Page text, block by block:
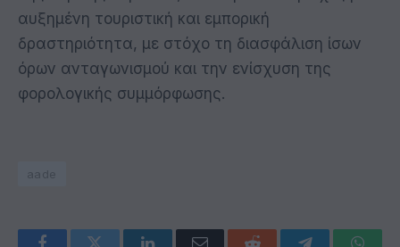
αυξημένη τουριστική και εμπορική
δραστηριότητα, με στόχο τη διασφάλιση ίσων
όρων ανταγωνισμού και την ενίσχυση της
φορολογικής συμμόρφωσης.
aade